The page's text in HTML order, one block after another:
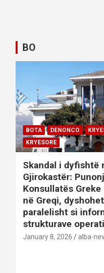
g
t
i
o
n
BO
BOTA DENONCO
KRYESORE
Skandal i dyfishtë
Gjirokastër:
Konsullatës
në Greqi,
paralelisht si
strukturave
January 8, 2026 alba-